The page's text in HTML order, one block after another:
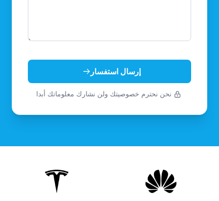
إرسال استفسار
نحن نحترم خصوصيتك ولن نشارك معلوماتك أبدا